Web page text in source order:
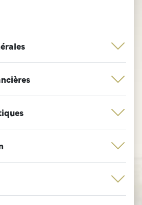
directement à votre
que profession
(82 m² selon PEB): au
une toilette
chambres à coucher,
séjour lumineux ouvert